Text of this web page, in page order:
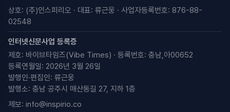
상호: (주)인스피리오 · 대표: 류근웅 · 사업자등록번호: 876-88-
02548
인터넷신문사업 등록증
제호: 바이브타임즈(Vibe Times) · 등록번호: 충남,아00652
등록연월일: 2026년 3월 26일
발행인·편집인: 류근웅
발행소: 충남 공주시 매산동길 27, 지하 1층
제보: info@inspirio.co